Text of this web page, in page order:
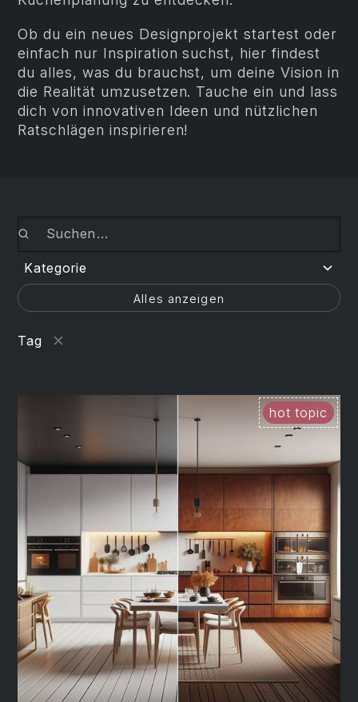
Ob du ein neues Designprojekt startest oder
einfach nur Inspiration suchst, hier findest
du alles, was du brauchst, um deine Vision in
die Realität umzusetzen. Tauche ein und lass
dich von innovativen Ideen und nützlichen
Ratschlägen inspirieren!
Kategorie
Küchendesign
Alles anzeigen
Tag
hot topic